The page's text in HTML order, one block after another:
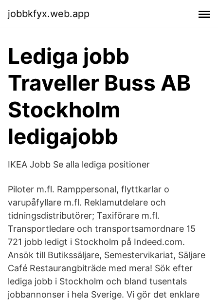
jobbkfyx.web.app
Lediga jobb
Traveller Buss AB
Stockholm
ledigajobb
IKEA Jobb Se alla lediga positioner
Piloter m.fl. Ramppersonal, flyttkarlar o
varupåfyllare m.fl. Reklamutdelare och
tidningsdistributörer; Taxiförare m.fl.
Transportledare och transportsamordnare 15
721 jobb ledigt i Stockholm på Indeed.com.
Ansök till Butikssäljare, Semestervikariat, Säljare
Café Restaurangbiträde med mera! Sök efter
lediga jobb i Stockholm och bland tusentals
jobbannonser i hela Sverige. Vi gör det enklare